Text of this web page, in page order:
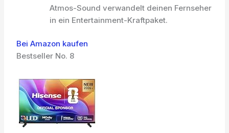
Atmos-Sound verwandelt deinen Fernseher
in ein Entertainment-Kraftpaket.
Bei Amazon kaufen
Bestseller No. 8